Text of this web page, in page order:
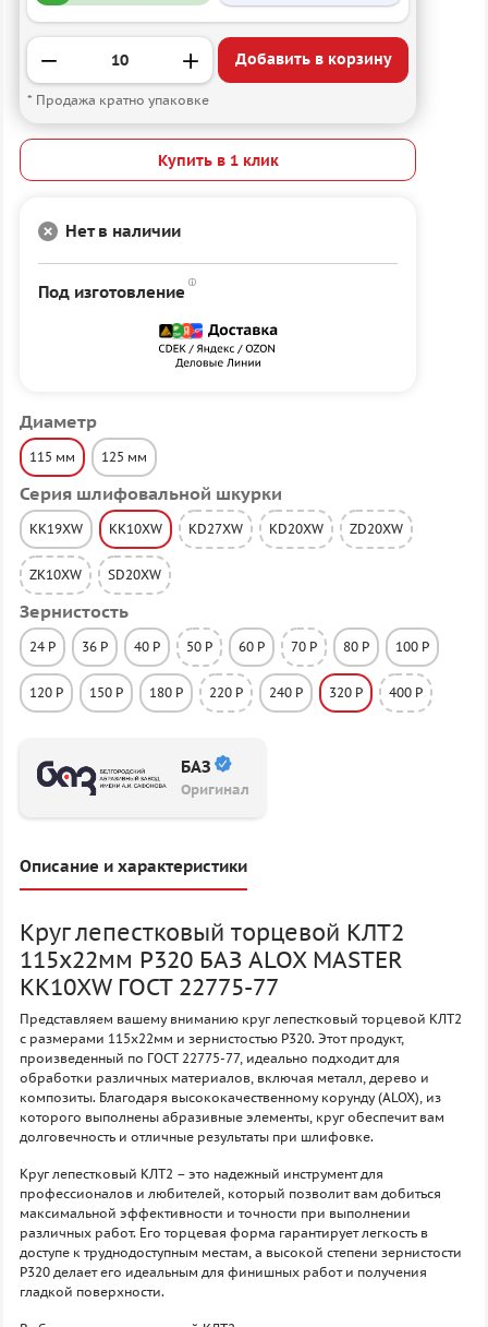
Диаметр
115 мм 125 мм
Серия шлифовальной шкурки
KK19XW KK10XW KD27XW KD20XW ZD20XW
ZK10XW SD20XW
Зернистость
24 P 36 P 40 P 50 P 60 P 70 P 80 P 100 P
120 P 150 P 180 P 220 P 240 P 320 P 400 P
БАЗ
Оригинал
Добавить в корзину
* Продажа кратно упаковке
Купить в 1 клик
Нет в наличии
Под изготовление
Описание и характеристики
Круг лепестковый торцевой КЛТ2
115х22мм P320 БАЗ ALOX MASTER
KK10XW ГОСТ 22775-77
Представляем вашему вниманию круг лепестковый торцевой КЛТ2
с размерами 115х22мм и зернистостью P320. Этот продукт,
произведенный по ГОСТ 22775-77, идеально подходит для
обработки различных материалов, включая металл, дерево и
композиты. Благодаря высококачественному корунду (ALOX), из
которого выполнены абразивные элементы, круг обеспечит вам
долговечность и отличные результаты при шлифовке.
Круг лепестковый КЛТ2 – это надежный инструмент для
профессионалов и любителей, который позволит вам добиться
максимальной эффективности и точности при выполнении
различных работ. Его торцевая форма гарантирует легкость в
доступе к труднодоступным местам, а высокой степени зернистости
P320 делает его идеальным для финишных работ и получения
гладкой поверхности.